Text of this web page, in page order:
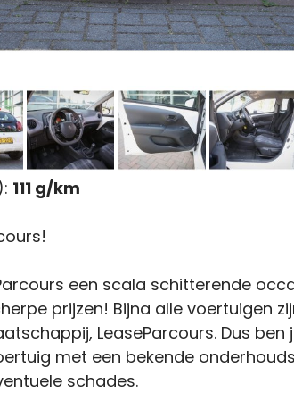
111 g/km
een scala schitterende
prijzen! Bijna alle voertuigen
LeaseParcours. Dus ben
met een bekende
schades.